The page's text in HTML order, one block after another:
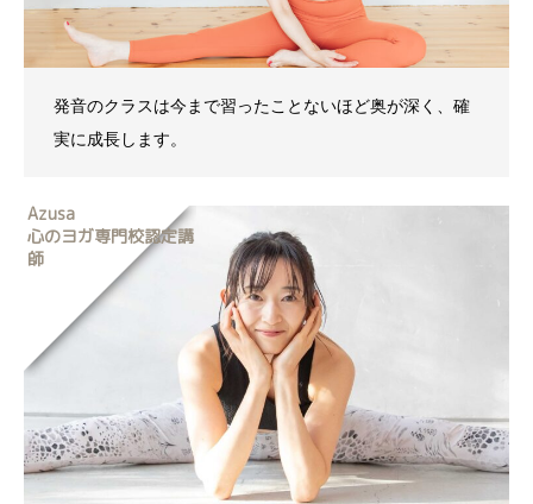
発音のクラスは今まで習ったことないほど奥が深く、確
実に成長します。
Azusa
心のヨガ専門校認定講
師